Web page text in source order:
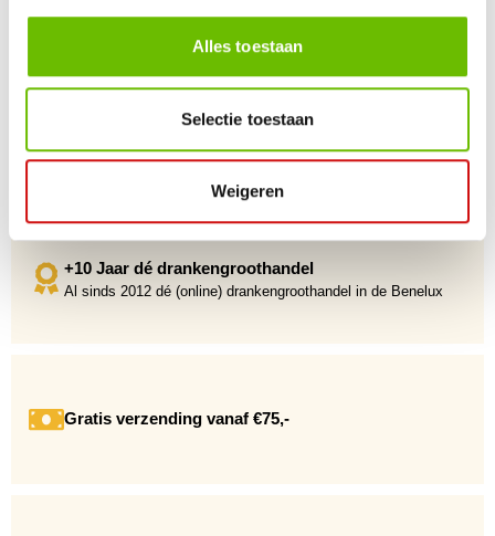
Alles toestaan
Selectie toestaan
Weigeren
Persoonlijke klantenservice
vakkundige klantenservice klaar.
+10 Jaar dé drankengroothandel
Al sinds 2012 dé (online) drankengroothandel in de Benelux
Gratis verzending vanaf €75,-